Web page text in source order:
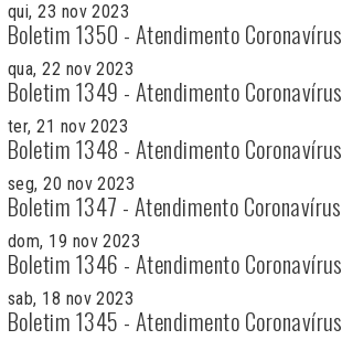
qui, 23 nov 2023
Boletim 1350 - Atendimento Coronavírus
qua, 22 nov 2023
Boletim 1349 - Atendimento Coronavírus
ter, 21 nov 2023
Boletim 1348 - Atendimento Coronavírus
seg, 20 nov 2023
Boletim 1347 - Atendimento Coronavírus
dom, 19 nov 2023
Boletim 1346 - Atendimento Coronavírus
sab, 18 nov 2023
Boletim 1345 - Atendimento Coronavírus